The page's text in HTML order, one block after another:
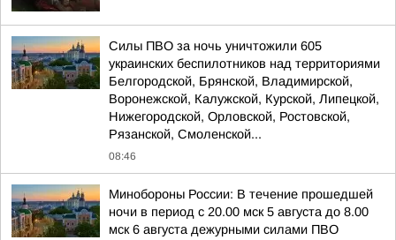
Силы ПВО за ночь уничтожили 605
украинских беспилотников над территориями
Белгородской, Брянской, Владимирской,
Воронежской, Калужской, Курской, Липецкой,
Нижегородской, Орловской, Ростовской,
Рязанской, Смоленской...
08:46
Минобороны России: В течение прошедшей
ночи в период с 20.00 мск 5 августа до 8.00
мск 6 августа дежурными силами ПВО